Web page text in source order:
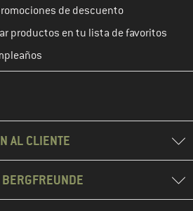
de descuento
productos en tu lista de favoritos
AL CLIENTE